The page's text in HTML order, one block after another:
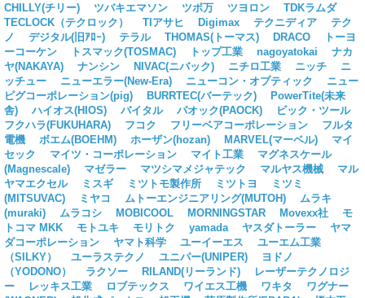
CHILLY(チリー)
ツバキエマソン ツボ万 ツヨロン
TDKラムダ
TECLOCK（テクロック）
TIアサヒ Digimax テクニディア
テク
ノ
デジタル(旧ｱﾛｰ) テラル THOMAS(トーマス) DRACO
トーヨ
ーコーケン
トスマック(TOSMAC) トップ工業 nagoyatokai
ナカ
ヤ(NAKAYA)
ナンシン NIVAC(ニバック) ニチロ工業 ニッチ
ニ
ッチュー
ニューエラー(New-Era) ニューコン・オプティック
ニュー
ピグコーポレーション(pig)
BURRTEC(バーテック)
PowerTite(未来
舎)
ハイオス(HIOS) バイタル パオック(PAOCK)
ビック・ツール
フクハラ(FUKUHARA)
フコク フリーベアコーポレーション
フルタ
電機
ボエム(BOEHM) ホーザン(hozan) MARVEL(マーベル)
マイ
セック
マイツ・コーポレーション マイト工業
マグネスケール
(Magnescale)
マゼラー マツシマメジャテック マルヤス機械
マル
ヤマエクセル
ミスギ ミツトモ製作所 ミツトヨ
ミツミ
(MITSUVAC)
ミヤコ ムトーエンジニアリング(MUTOH)
ムラキ
(muraki)
ムラコシ MOBICOOL MORNINGSTAR Movexx社
モ
トコマ MKK
モトユキ モリトク yamada ヤスダトーラー
ヤマ
ダコーポレーション
ヤマト科学 ユーイーエス
ユーエム工業
（SILKY）
ユーラステクノ ユニパー(UNIPER)
ヨドノ
（YODONO）
ラクソー RILAND(リーランド)
レーザーテクノロジ
ー
レッキス工業 ロブテックス ワイエス工機 ワキタ
ワグナー